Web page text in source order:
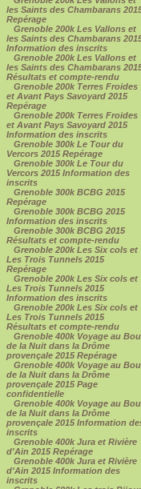
les Saints des Chambarans
Repérage
Grenoble 200k Les Vallons et
les Saints des Chambarans
Information des inscrits
Grenoble 200k Les Vallons et
les Saints des Chambarans
Résultats et compte-rendu
Grenoble 200k Terres Froides
et Avant Pays Savoyard 2015
Repérage
Grenoble 200k Terres Froides
et Avant Pays Savoyard 2015
Information des inscrits
Grenoble 300k Le Tour du
Vercors 2015 Repérage
Grenoble 300k Le Tour du
Vercors 2015 Information des
inscrits
Grenoble 300k BCBG 2015
Repérage
Grenoble 300k BCBG 2015
Information des inscrits
Grenoble 300k BCBG 2015
Résultats et compte-rendu
Grenoble 200k Les Six cols et
Les Trois Tunnels 2015
Repérage
Grenoble 200k Les Six cols et
Les Trois Tunnels 2015
Information des inscrits
Grenoble 200k Les Six cols et
Les Trois Tunnels 2015
Résultats et compte-rendu
Grenoble 400k Voyage au
de la Nuit dans la Drôme
provençale 2015 Repérage
Grenoble 400k Voyage au
de la Nuit dans la Drôme
provençale 2015 Page
confidentielle
Grenoble 400k Voyage au
de la Nuit dans la Drôme
provençale 2015 Information
inscrits
Grenoble 400k Jura et Rivière
d'Ain 2015 Repérage
Grenoble 400k Jura et Rivière
d'Ain 2015 Information des
inscrits